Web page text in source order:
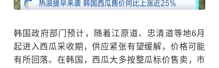
韩国政府部门预计，随着江原道、忠清道等地6月
起进入西瓜采收期，供应紧张有望缓解，价格可能
有所回落。在韩国，西瓜大多按整瓜标价售卖，市